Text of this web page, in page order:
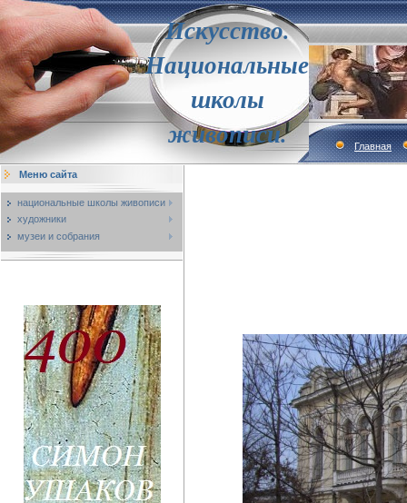
Искусство.
Национальные
школы
живописи.
Главная
Меню сайта
национальные школы живописи
художники
музеи и собрания